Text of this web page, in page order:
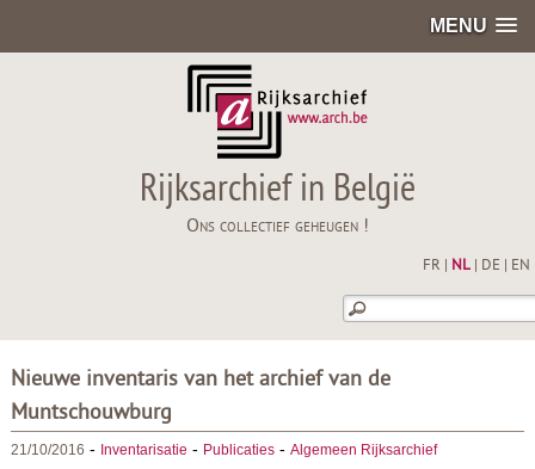
MENU
Rijksarchief in België
Ons collectief geheugen !
FR NL| DE EN
Nieuwe inventaris van het archief van de
Muntschouwburg
21/10/2016 - Inventarisatie - Publicaties- Algemeen Rijksarchief